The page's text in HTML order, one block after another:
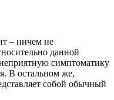
– ничем не
данной
симптоматику
В остальном же,
собой обычный